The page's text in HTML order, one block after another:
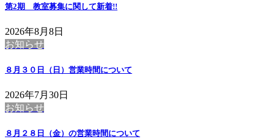
第2期 教室募集に関して新着!!
2026年8月8日
お知らせ
８月３０日（日）営業時間について
2026年7月30日
お知らせ
８月２８日（金）の営業時間について